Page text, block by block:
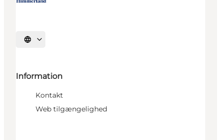
Vælg sprog
Information
Kontakt
Web tilgængelighed